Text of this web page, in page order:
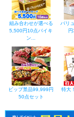
組み合わせが選べる
5,500円10点バイキ
ン...
バリ
ビップ景品99,999円
50点セット
特大